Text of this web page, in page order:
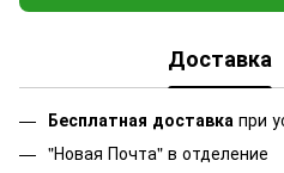
Доставка
Бесплатная доставка при
"Новая Почта" в отделение